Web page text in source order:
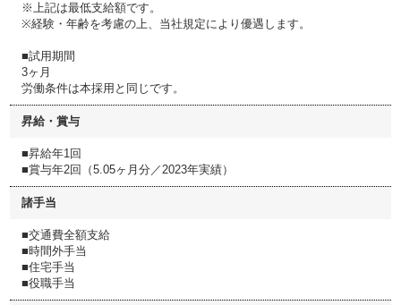
※上記は最低⽀給額です。
※経験・年齢を考慮の上、当社規定により優遇します。
■試⽤期間
3ヶ⽉
労働条件は本採⽤と同じです。
昇給・賞与
■昇給年1回
■賞与年2回（5.05ヶ月分／2023年実績）
諸手当
■交通費全額支給
■時間外手当
■住宅手当
■役職手当